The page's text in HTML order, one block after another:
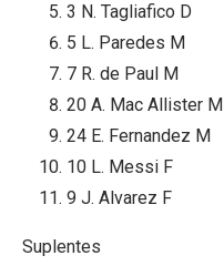
3 N. Tagliafico D
5 L. Paredes M
7 R. de Paul M
20 A. Mac Allister M
24 E. Fernandez M
10 L. Messi F
9 J. Alvarez F
Suplentes